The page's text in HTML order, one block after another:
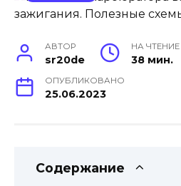
АВТОР
sr20de
НА ЧТЕНИЕ
38 мин.
ОПУБЛИКОВАНО
25.06.2023
Содержание